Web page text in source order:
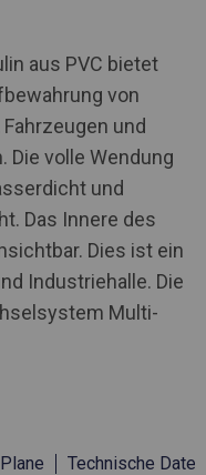
aus PVC bietet
von
und
volle Wendung
und
Das Innere des
Dies ist ein
Industriehalle. Die
Multi-
Plane Technische Daten